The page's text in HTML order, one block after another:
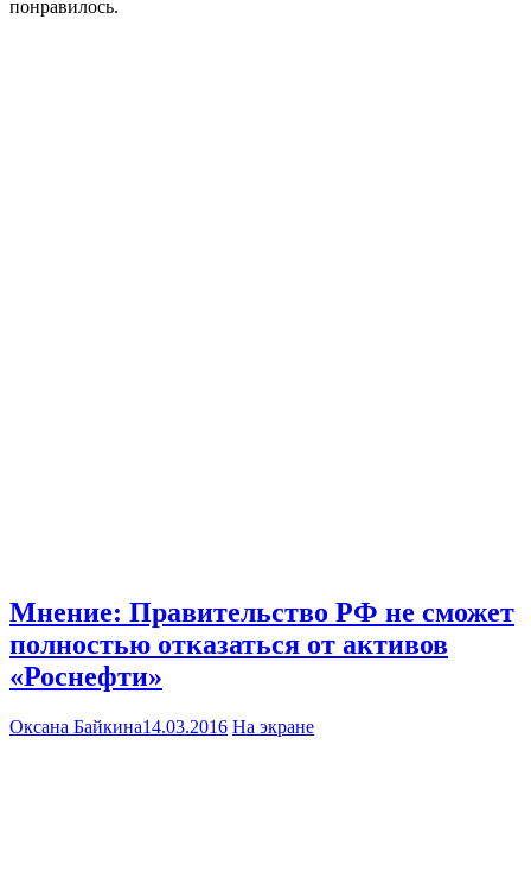
понравилось.
Мнение: Правительство РФ не сможет
полностью отказаться от активов
«Роснефти»
Оксана Байкина14.03.2016 На экране